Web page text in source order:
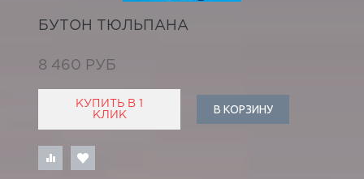
БУТОН ТЮЛЬПАНА
8 460 РУБ
КУПИТЬ В 1
КЛИК
В КОРЗИНУ